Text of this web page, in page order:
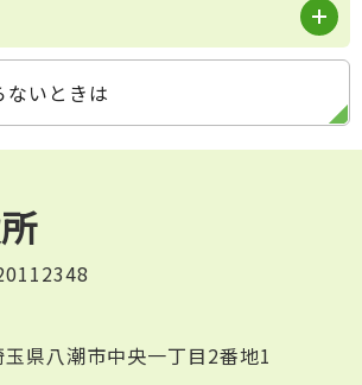
いときは
県八潮市中央一丁目2番地1